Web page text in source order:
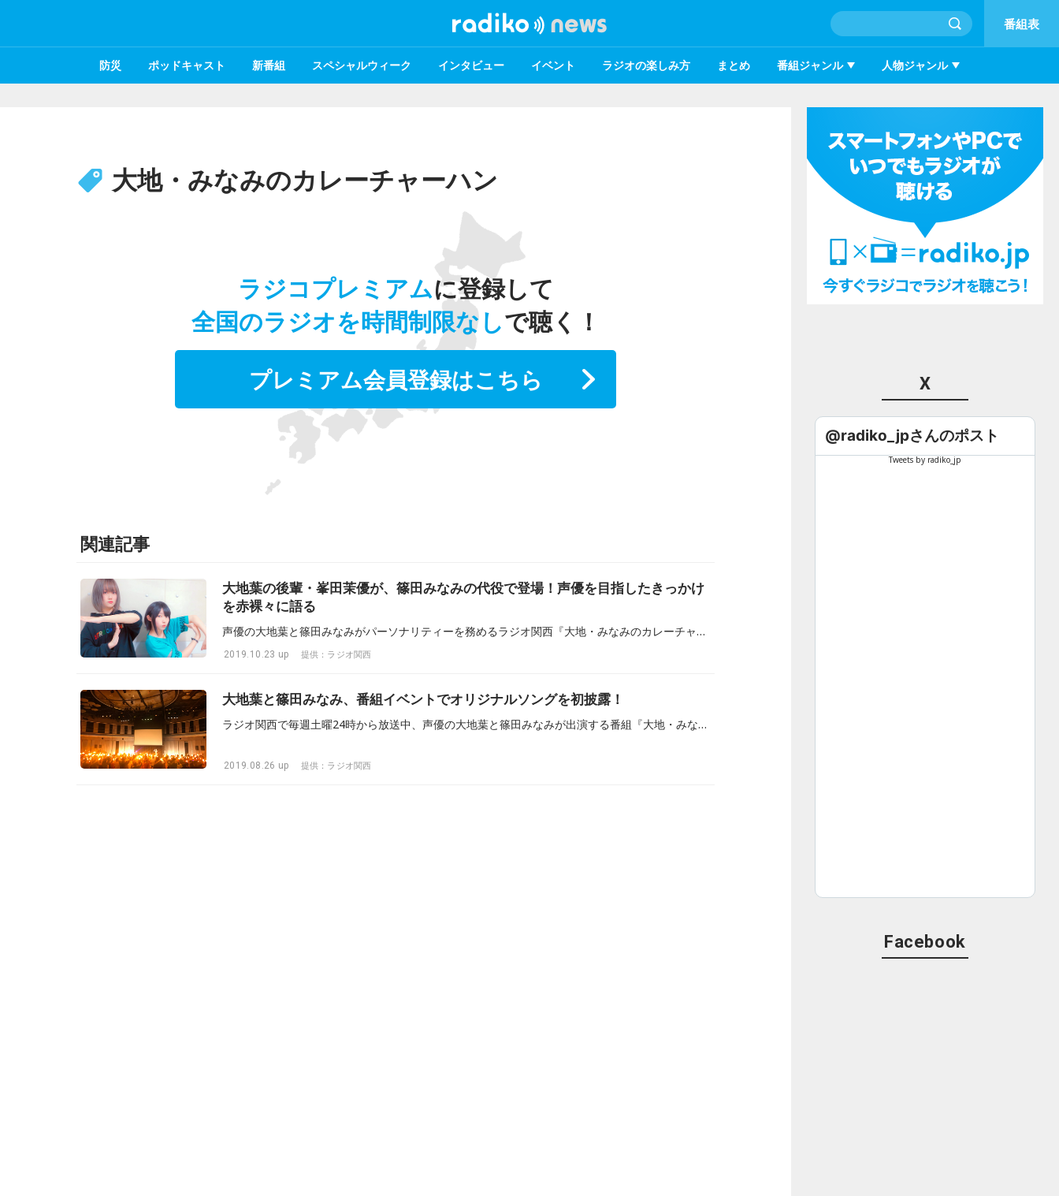
番組表
防災 ポッドキャスト 新番組 スペシャルウィーク インタビュー イベント ラジオの楽しみ方 まとめ 番組ジャンル 人物ジャンル
大地・みなみのカレーチャーハン
ラジコプレミアムに登録して
全国のラジオを時間制限なしで聴く！
プレミアム会員登録はこちら
関連記事
大地葉の後輩・峯田茉優が、篠田みなみの代役で登場！声優を目指したきっかけ
を赤裸々に語る
声優の大地葉と篠田みなみがパーソナリティーを務めるラジオ関西『大地・みなみのカレーチャーハン』（土曜24:00-24:30）。10月19日放送回には、篠田みなみの代打で、事務所の後輩の峯田茉優が登場した。
2019.10.23 up 提供：ラジオ関西
大地葉と篠田みなみ、番組イベントでオリジナルソングを初披露！
ラジオ関西で毎週土曜24時から放送中、声優の大地葉と篠田みなみが出演する番組『大地・みなみのカレーチャーハン』の番組イベント「大地・みなみのカレーチャーハン オフ会 in KOBE ～OTA,SUmmer COllection 2019～」で、大地と篠田が番組オリジナルソングを初めて披露した。
2019.08.26 up 提供：ラジオ関西
X
@radiko_jpさんのポスト
Tweets by radiko_jp
Facebook